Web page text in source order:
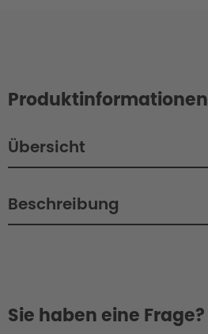
Produktinformationen
Übersicht
Beschreibung
Sie haben eine Frage?